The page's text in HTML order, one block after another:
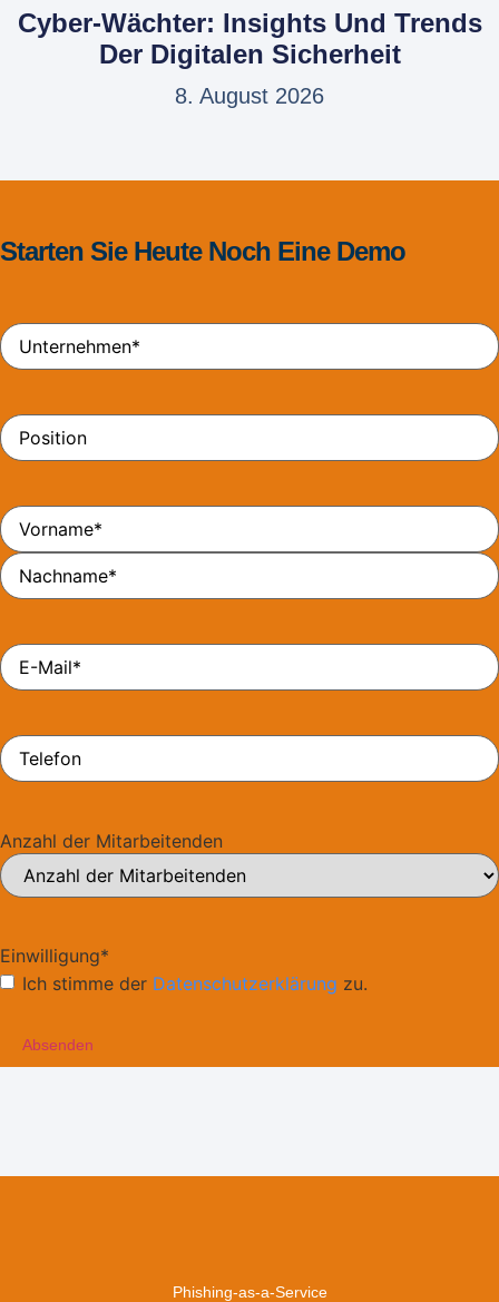
Cyber-Wächter: Insights Und Trends
Der Digitalen Sicherheit
8. August 2026
Starten Sie Heute Noch Eine Demo
Unternehmen*
Position
Name
E-
Mail*
Telefon
Anzahl der Mitarbeitenden
Einwilligung*
Ich stimme der Datenschutzerklärung zu.
Phishing-as-a-Service